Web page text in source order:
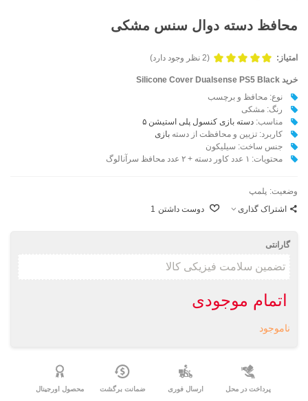
محافظ دسته دوال سنس مشکی
امتیاز: (2 نظر وجود دارد)
خرید Silicone Cover Dualsense PS5 Black
نوع: محافظ و برچسب
رنگ: مشکی
مناسب:دسته بازی کنسول پلی استیشن ۵
کاربرد:تزیین و محافظت از دسته‌بازی
جنس ساخت: سیلیکون
محتویات: ۱ عدد کاور دسته + ۲ عدد محافظ سرآنالوگ
وضعیت: پلمپ
اشتراک گذاری
دوست داشتن 1
گارانتی
اتمام موجودی
ناموجود
پرداخت در محل ارسال فوری ضمانت برگشت محصول اورجینال